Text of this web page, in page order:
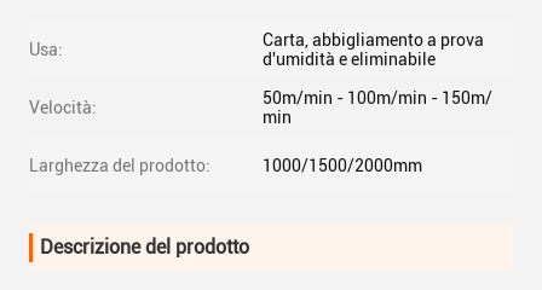
Usa:
Carta, abbigliamento a prova
d'umidità e eliminabile
Velocità:
50m/min - 100m/min - 150m/
min
Larghezza del prodotto: 1000/1500/2000mm
Descrizione del prodotto